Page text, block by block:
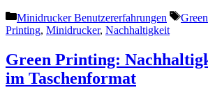
Kategorien
Minidrucker Benutzererfahrungen
Green
Printing, Minidrucker, Nachhaltigkeit
Green Printing:
im Taschenformat